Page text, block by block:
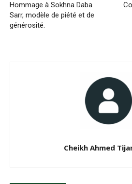
Hommage à Sokhna Daba
Sarr, modèle de piété et de
générosité.
Cheikh Ahmed